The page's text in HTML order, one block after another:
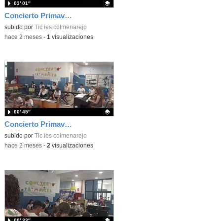
Concierto Primavera Taller Musica 2026 3d5
Contenido educativo.
subido por Tic ies colmenarejo
03′ 01″
-hace 2 meses- 1 visualizaciones
Concierto Primavera Taller Musica 2026 2d5
Contenido educativo.
subido por Tic ies colmenarejo
00′ 45″
-hace 2 meses- 2 visualizaciones